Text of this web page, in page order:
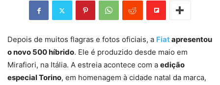
Depois de muitos flagras e fotos oficiais, a Fiatapresentou
o novo 500 híbrido. Ele é produzido desde maio em
Mirafiori, na Itália. A estreia acontece com a edição
especial Torino, em homenagem à cidade natal da marca,